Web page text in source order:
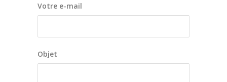
Votre e-mail
Objet